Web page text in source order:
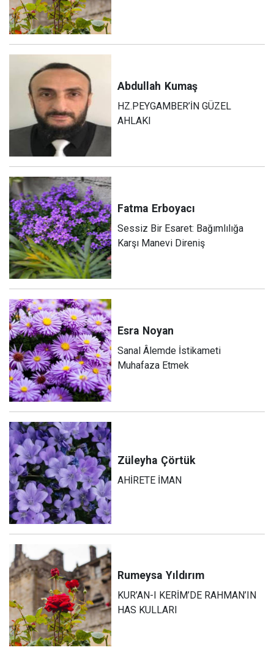
Abdullah Kumaş
HZ.PEYGAMBER’İN GÜZEL
AHLAKI
Fatma Erboyacı
Sessiz Bir Esaret: Bağımlılığa
Karşı Manevi Direniş
Esra Noyan
Sanal Âlemde İstikameti
Muhafaza Etmek
Züleyha Çörtük
AHİRETE İMAN
Rumeysa Yıldırım
KUR’AN-I KERİM’DE RAHMAN’IN
HAS KULLARI